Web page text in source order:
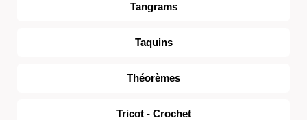
Tangrams
Taquins
Théorèmes
Tricot - Crochet